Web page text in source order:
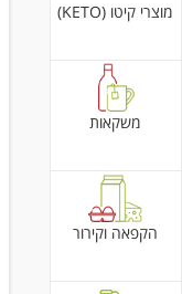
מוצרי קיטו (KETO)
משקאות
הקפאה וקירור